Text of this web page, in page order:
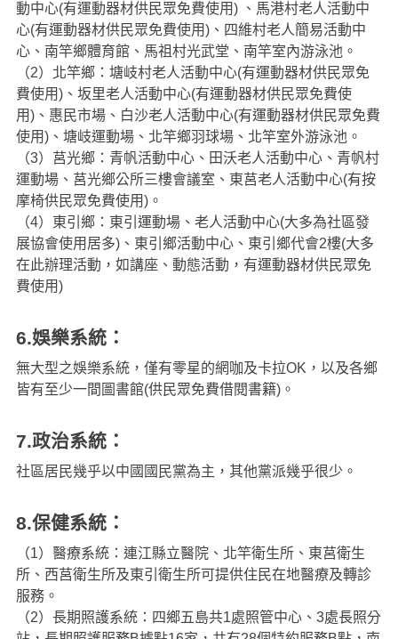
動中心(有運動器材供民眾免費使用) 、馬港村老人活動中
心(有運動器材供民眾免費使用)、四維村老人簡易活動中
心、南竿鄉體育館、馬祖村光武堂、南竿室內游泳池。
（2）北竿鄉：塘岐村老人活動中心(有運動器材供民眾免
費使用)、坂里老人活動中心(有運動器材供民眾免費使
用)、惠民市場、白沙老人活動中心(有運動器材供民眾免費
使用)、塘岐運動場、北竿鄉羽球場、北竿室外游泳池。
（3）莒光鄉：青帆活動中心、田沃老人活動中心、青帆村
運動場、莒光鄉公所三樓會議室、東莒老人活動中心(有按
摩椅供民眾免費使用)。
（4）東引鄉：東引運動場、老人活動中心(大多為社區發
展協會使用居多)、東引鄉活動中心、東引鄉代會2樓(大多
在此辦理活動，如講座、動態活動，有運動器材供民眾免
費使用)
6.娛樂系統：
無大型之娛樂系統，僅有零星的網咖及卡拉OK，以及各鄉
皆有至少一間圖書館(供民眾免費借閱書籍)。
7.政治系統：
社區居民幾乎以中國國民黨為主，其他黨派幾乎很少。
8.保健系統：
（1）醫療系統：連江縣立醫院、北竿衛生所、東莒衛生
所、西莒衛生所及東引衛生所可提供住民在地醫療及轉診
服務。
（2）長期照護系統：四鄉五島共1處照管中心、3處長照分